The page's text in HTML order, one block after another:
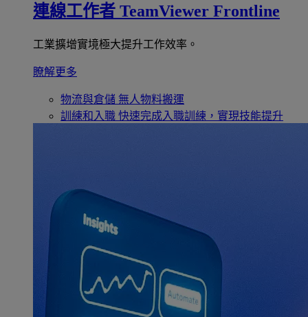
連線工作者 TeamViewer Frontline
工業擴增實境極大提升工作效率。
瞭解更多
物流與倉儲 無人物料搬運
訓練和入職 快速完成入職訓練，實現技能提升